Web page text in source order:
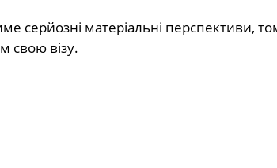
серйозні матеріальні перспективи,
свою візу.